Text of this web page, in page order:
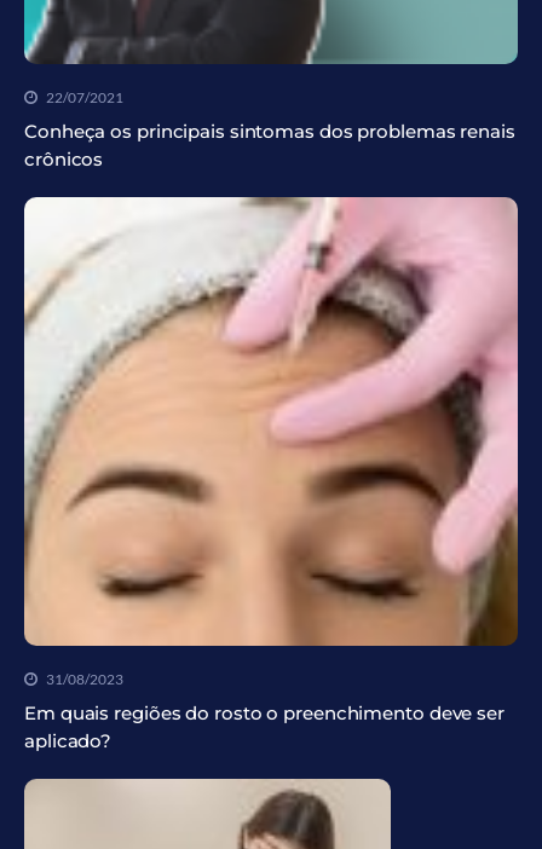
22/07/2021
Conheça os principais sintomas dos problemas renais
crônicos
31/08/2023
Em quais regiões do rosto o preenchimento deve ser
aplicado?